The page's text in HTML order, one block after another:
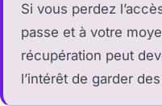
Si vous perdez
passe et à votre
récupération peut
l’intérêt de garder